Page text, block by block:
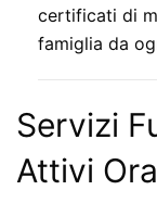
certificati di
famiglia da
Servizi
Attivi Ora